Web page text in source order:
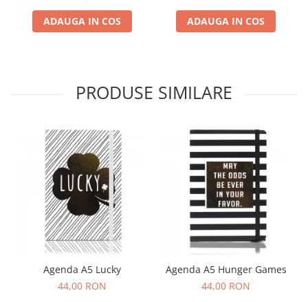
ADAUGA IN COS ADAUGA IN COS
PRODUSE SIMILARE
Agenda A5 Lucky
44,00 RON
Agenda A5 Hunger Games
44,00 RON